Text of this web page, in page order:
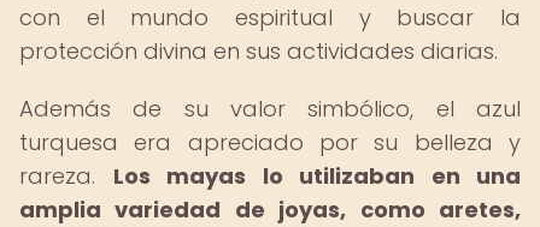
con el mundo espiritual y buscar la
protección divina en sus actividades diarias.
Además de su valor simbólico, el azul
turquesa era apreciado por su belleza y
rareza. Los mayas lo utilizaban en una
amplia variedad de joyas, como aretes,